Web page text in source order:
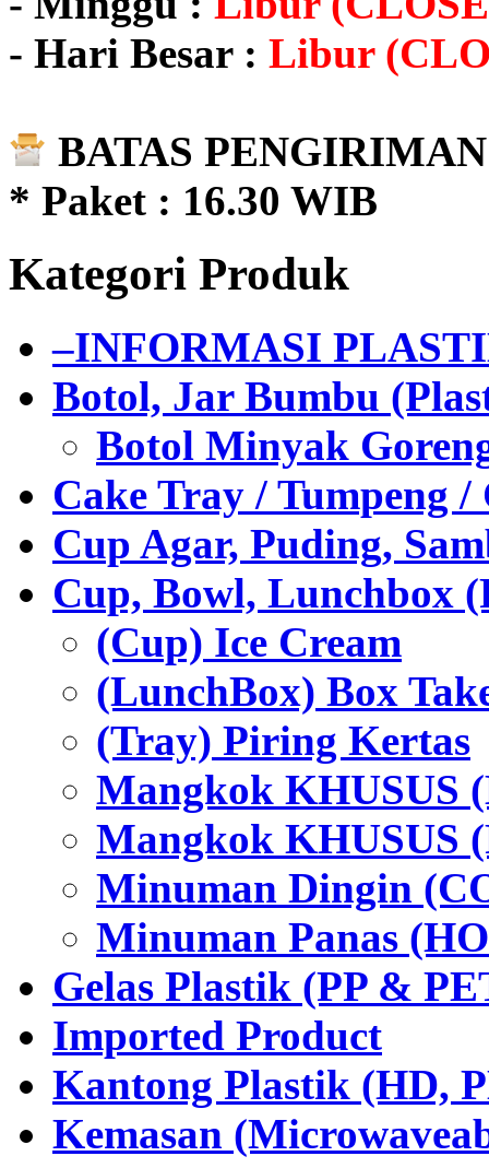
- Hari Besar : Libur
BATAS
* Paket : 16.30 WIB
Kategori Produk
–INFORMASI
Botol, Jar Bumbu
Botol Minyak
Cake Tray / Tumpeng /
Cup Agar, Puding,
Cup, Bowl, Lunchbox
(Cup) Ice Cream
(LunchBox) Box
(Tray) Piring Kertas
Mangkok KHUSUS
Mangkok KHUSUS
Minuman Dingin
Minuman Panas
Gelas Plastik (PP &
Imported Product
Kantong Plastik (HD,
Kemasan